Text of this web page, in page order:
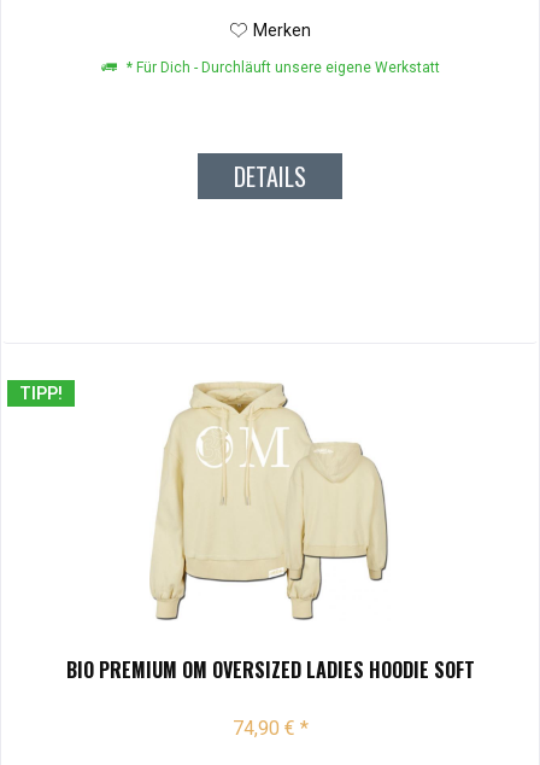
Merken
* Für Dich - Durchläuft unsere eigene Werkstatt
DETAILS
TIPP!
BIO PREMIUM OM OVERSIZED LADIES HOODIE SOFT
74,90 € *